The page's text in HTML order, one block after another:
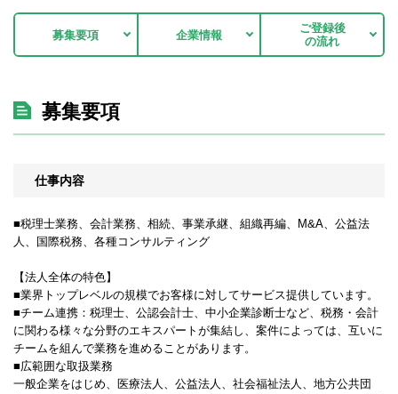
募集要項 企業情報
ご登録後
の流れ
募集要項
仕事内容
■税理士業務、会計業務、相続、事業承継、組織再編、M&A、公益法
人、国際税務、各種コンサルティング
【法人全体の特色】
■業界トップレベルの規模でお客様に対してサービス提供しています。
■チーム連携：税理士、公認会計士、中小企業診断士など、税務・会計
に関わる様々な分野のエキスパートが集結し、案件によっては、互いに
チームを組んで業務を進めることがあります。
■広範囲な取扱業務
一般企業をはじめ、医療法人、公益法人、社会福祉法人、地方公共団